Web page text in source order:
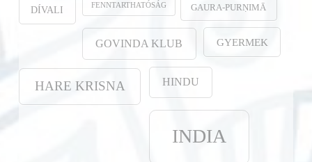
DÍVALI FENNTARTHATÓSÁG GAURA-PURṆIMĀ
GOVINDA KLUB GYERMEK
HARE KRISNA HINDU
INDIA